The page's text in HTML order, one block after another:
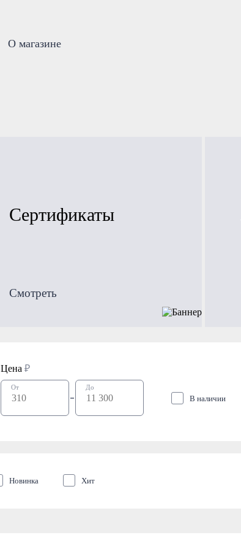
О магазине
Сертификаты
Смотреть
Цена ₽
От До
В наличии
Новинка Хит